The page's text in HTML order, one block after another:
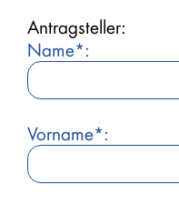
Antragsteller:
Name*:
Vorname*: